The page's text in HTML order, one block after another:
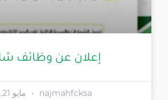
إعلان عن وظائف
najmahfcksa مايو 21, 2026